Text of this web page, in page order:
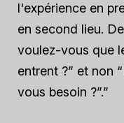
l'expérience en
en second lieu.
voulez-vous que
entrent ?” et non
vous besoin ?”.”